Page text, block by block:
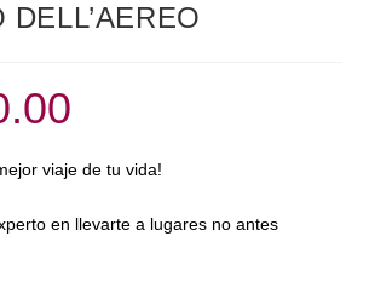
DELL’AEREO
viaje de tu vida!
en llevarte a lugares no antes